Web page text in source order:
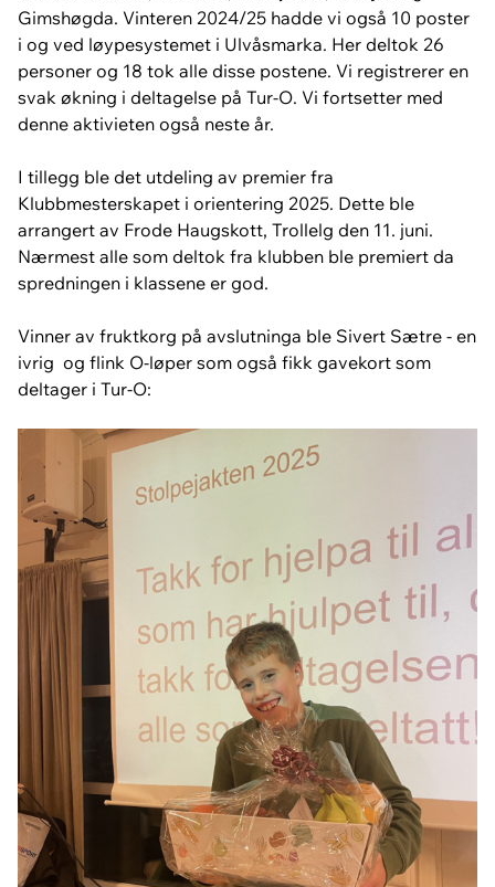
Gimshøgda. Vinteren 2024/25 hadde vi også 10 poster
i og ved løypesystemet i Ulvåsmarka. Her deltok 26
personer og 18 tok alle disse postene. Vi registrerer en
svak økning i deltagelse på Tur-O. Vi fortsetter med
denne aktivieten også neste år.
I tillegg ble det utdeling av premier fra
Klubbmesterskapet i orientering 2025. Dette ble
arrangert av Frode Haugskott, Trollelg den 11. juni.
Nærmest alle som deltok fra klubben ble premiert da
spredningen i klassene er god.
Vinner av fruktkorg på avslutninga ble Sivert Sætre - en
ivrig og flink O-løper som også fikk gavekort som
deltager i Tur-O: